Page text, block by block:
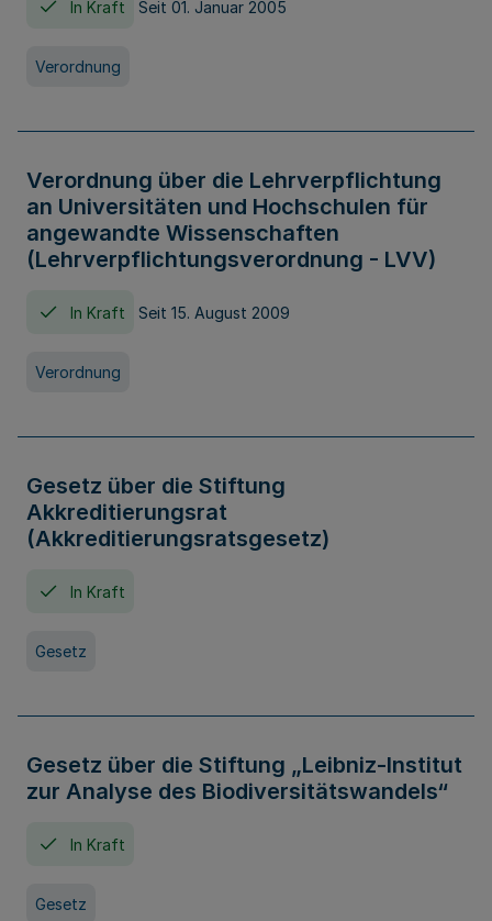
In Kraft Seit 01. Januar 2005
Verordnung
Verordnung über die Lehrverpflichtung
an Universitäten und Hochschulen für
angewandte Wissenschaften
(Lehrverpflichtungsverordnung - LVV)
In Kraft Seit 15. August 2009
Verordnung
Gesetz über die Stiftung
Akkreditierungsrat
(Akkreditierungsratsgesetz)
In Kraft
Gesetz
Gesetz über die Stiftung „Leibniz-Institut
zur Analyse des Biodiversitätswandels“
In Kraft
Gesetz